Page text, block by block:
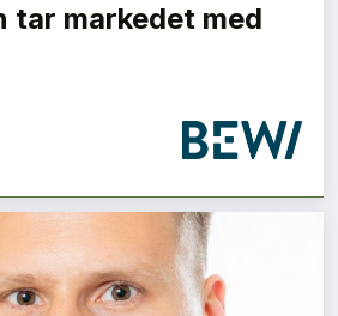
2026
tar markedet med